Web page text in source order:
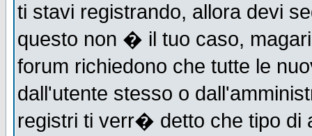
ti stavi registrando, allora devi
questo non � il tuo caso,
forum richiedono che tutte le
dall'utente stesso o
registri ti verr� detto che tipo